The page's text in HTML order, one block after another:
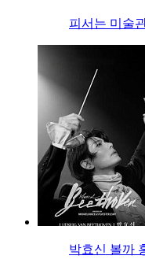
피서는 미술
박효신 볼까